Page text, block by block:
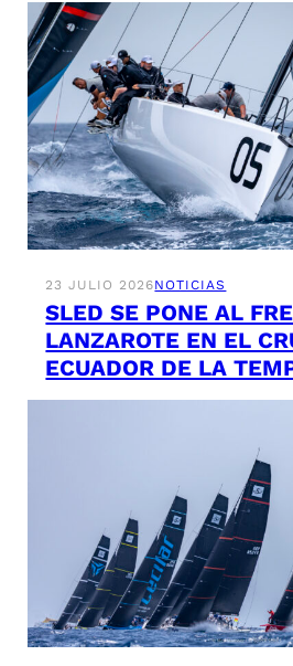
23 JULIO 2026NOTICIAS
SLED SE PONE AL
LANZAROTE EN EL
ECUADOR DE LA